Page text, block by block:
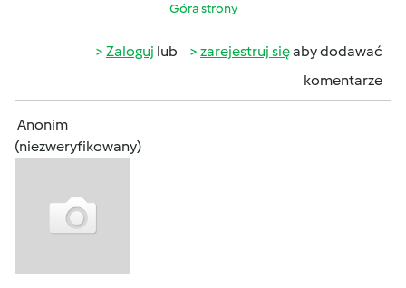
Góra strony
Zaloguj lub zarejestruj sięaby dodawać
komentarze
Anonim
(niezweryfikowany)